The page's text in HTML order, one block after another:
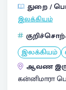
துறை /
இலக்கியம்
இலக்கியம்
ஆவண
கன்னிமாரா